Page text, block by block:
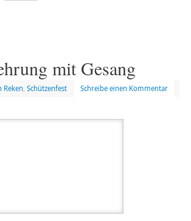
Reken Schreibe einen Kommentar
im Allgemeinen Bürgerschützenverein
verdiente Vereinsmittglieder geehrt. Einen